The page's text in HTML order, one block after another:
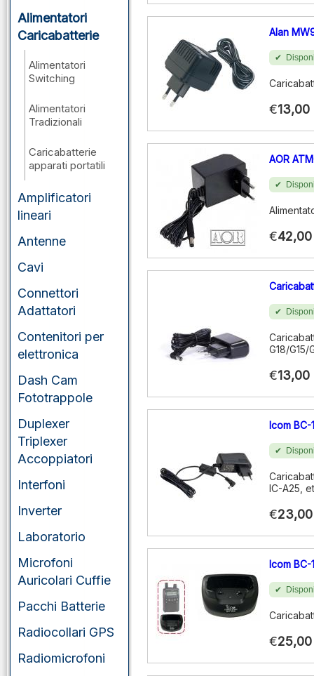
Alimentatori
Caricabatterie
Alimentatori
Switching
Alimentatori
Tradizionali
Caricabatterie
apparati portatili
Amplificatori
lineari
Antenne
Cavi
Connettori
Adattatori
Contenitori per
elettronica
Dash Cam
Fototrappole
Duplexer
Triplexer
Accoppiatori
Interfoni
Inverter
Laboratorio
Microfoni
Auricolari Cuffie
Pacchi Batterie
Radiocollari GPS
Radiomicrofoni
Alan
€13,00
AOR
€42,00
G18/G15/
€13,00
Icom BC-
IC-A25,
€23,00
Icom BC-
€25,00